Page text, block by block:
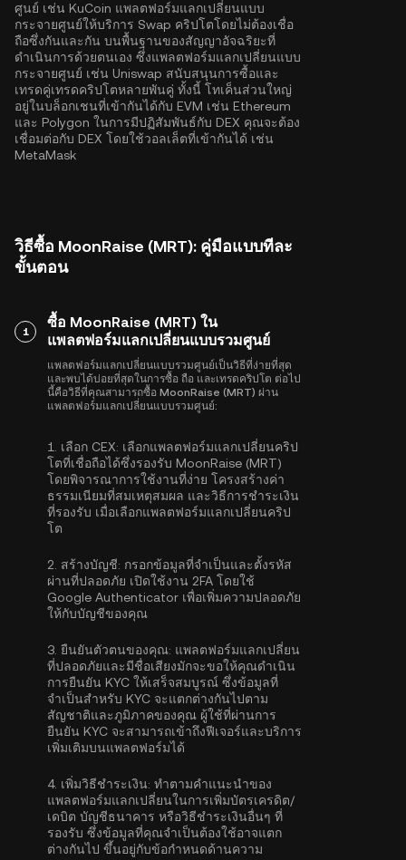
ศูนย์ เช่น KuCoin แพลตฟอร์มแลกเปลี่ยนแบบ
กระจายศูนย์ให้บริการ Swap คริปโตโดยไม่ต้องเชื่อ
ถือซึ่งกันและกัน บนพื้นฐานของสัญญาอัจฉริยะที่
ดำเนินการด้วยตนเอง ซึ่งแพลตฟอร์มแลกเปลี่ยนแบบ
กระจายศูนย์ เช่น Uniswap สนับสนุนการซื้อและ
เทรดคู่เทรดคริปโตหลายพันคู่ ทั้งนี้ โทเค็นส่วนใหญ่
อยู่ในบล็อกเชนที่เข้ากันได้กับ EVM เช่น Ethereum
และ Polygon ในการมีปฏิสัมพันธ์กับ DEX คุณจะต้อง
เชื่อมต่อกับ DEX โดยใช้วอลเล็ตที่เข้ากันได้ เช่น
MetaMask
วิธีซื้อ MoonRaise (MRT): คู่มือแบบทีละ
ขั้นตอน
1
ซื้อ MoonRaise (MRT) ใน
แพลตฟอร์มแลกเปลี่ยนแบบรวมศูนย์
แพลตฟอร์มแลกเปลี่ยนแบบรวมศูนย์เป็นวิธีที่ง่ายที่สุด
และพบได้บ่อยที่สุดในการซื้อ ถือ และเทรดคริปโต ต่อไป
นี้คือวิธีที่คุณสามารถซื้อ MoonRaise (MRT) ผ่าน
แพลตฟอร์มแลกเปลี่ยนแบบรวมศูนย์:
1. เลือก CEX: เลือกแพลตฟอร์มแลกเปลี่ยนคริป
โตที่เชื่อถือได้ซึ่งรองรับ MoonRaise (MRT)
โดยพิจารณาการใช้งานที่ง่าย โครงสร้างค่า
ธรรมเนียมที่สมเหตุสมผล และวิธีการชำระเงิน
ที่รองรับ เมื่อเลือกแพลตฟอร์มแลกเปลี่ยนคริป
โต
2. สร้างบัญชี: กรอกข้อมูลที่จำเป็นและตั้งรหัส
ผ่านที่ปลอดภัย เปิดใช้งาน 2FA โดยใช้
Google Authenticator เพื่อเพิ่มความปลอดภัย
ให้กับบัญชีของคุณ
3. ยืนยันตัวตนของคุณ: แพลตฟอร์มแลกเปลี่ยน
ที่ปลอดภัยและมีชื่อเสียงมักจะขอให้คุณดำเนิน
การยืนยัน KYC ให้เสร็จสมบูรณ์ ซึ่งข้อมูลที่
จำเป็นสำหรับ KYC จะแตกต่างกันไปตาม
สัญชาติและภูมิภาคของคุณ ผู้ใช้ที่ผ่านการ
ยืนยัน KYC จะสามารถเข้าถึงฟีเจอร์และบริการ
เพิ่มเติมบนแพลตฟอร์มได้
4. เพิ่มวิธีชำระเงิน: ทำตามคำแนะนำของ
แพลตฟอร์มแลกเปลี่ยนในการเพิ่มบัตรเครดิต/
เดบิต บัญชีธนาคาร หรือวิธีชำระเงินอื่นๆ ที่
รองรับ ซึ่งข้อมูลที่คุณจำเป็นต้องใช้อาจแตก
ต่างกันไป ขึ้นอยู่กับข้อกำหนดด้านความ